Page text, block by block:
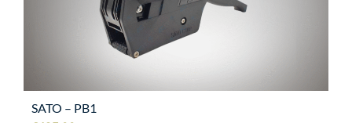
SATO – PB1